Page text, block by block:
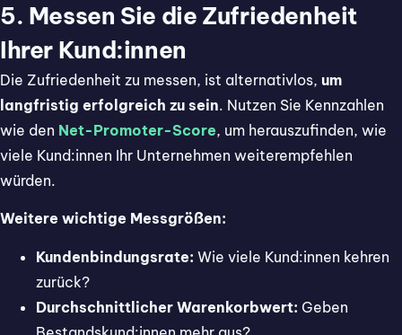
5. Messen Sie die Zufriedenheit
Ihrer Kund:innen
Die Zufriedenheit zu messen, ist alternativlos, um
langfristig erfolgreich zu sein. Nutzen Sie Kennzahlen
wie den Net-Promoter-Score, um herauszufinden, wie
viele Kund:innen Ihr Unternehmen weiterempfehlen
würden.
Weitere wichtige Messgrößen:
Kundenbindungsrate: Wie viele Kund:innen kehren
zurück?
Durchschnittlicher Warenkorbwert: Geben